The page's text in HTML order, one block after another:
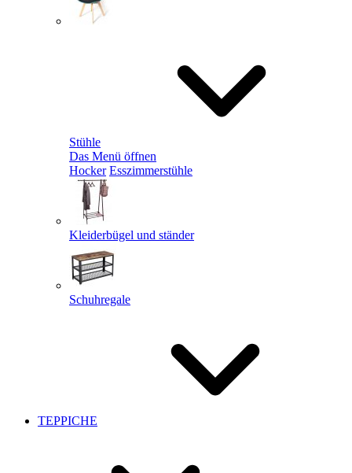
Stühle
Das Menü öffnen
Hocker Esszimmerstühle
Kleiderbügel und ständer
Schuhregale
TEPPICHE